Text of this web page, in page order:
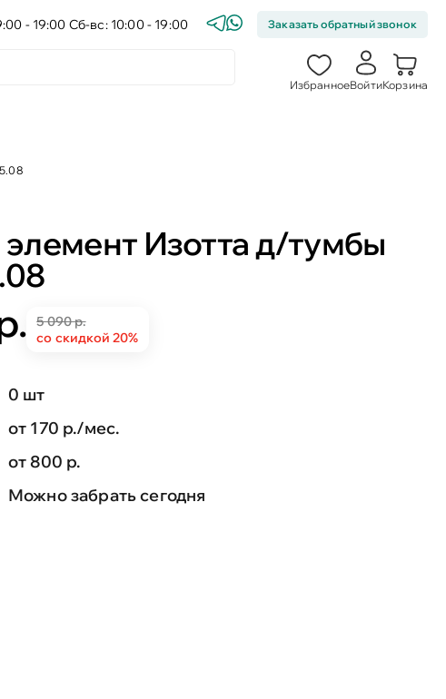
- 19:00 Сб-вс: 10:00 - 19:00 Заказать обратный звонок
ИзбранноеВойтиКорзина
элемент Изотта д/тумбы
5 090 р.
со скидкой 20%
0 шт
от 170 р./мес.
от 800 р.
Можно забрать сегодня